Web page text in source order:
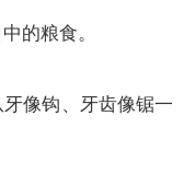
的粮食。
像钩、牙齿像锯一